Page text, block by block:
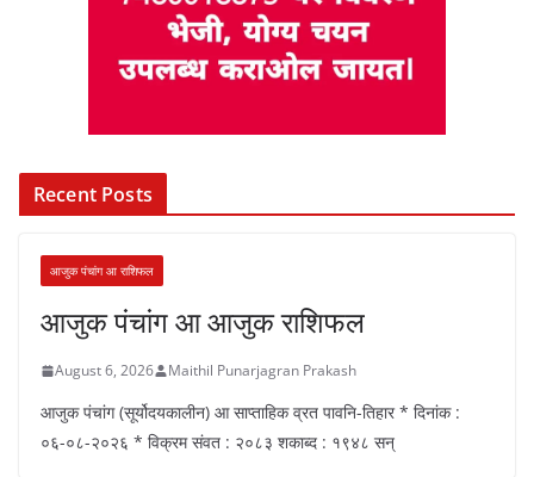
Recent Posts
आजुक पंचांग आ राशिफल
आजुक पंचांग आ आजुक राशिफल
August 6, 2026 Maithil Punarjagran Prakash
आजुक पंचांग (सूर्योदयकालीन) आ साप्ताहिक व्रत पावनि-तिहार * दिनांक :
०६-०८-२०२६ * विक्रम संवत : २०८३ शकाब्द : १९४८ सन्